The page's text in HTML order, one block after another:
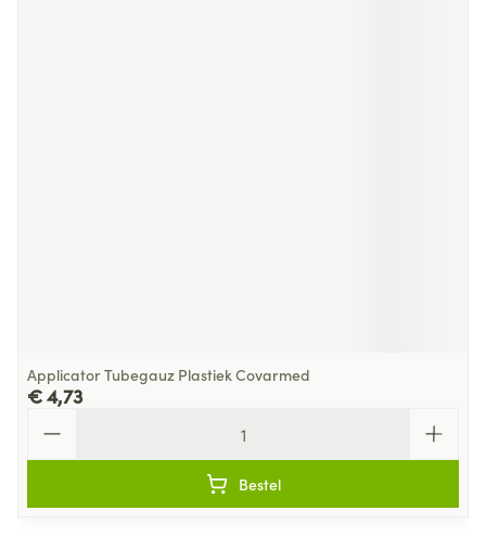
Applicator Tubegauz Plastiek Covarmed
€ 4,73
Bestel